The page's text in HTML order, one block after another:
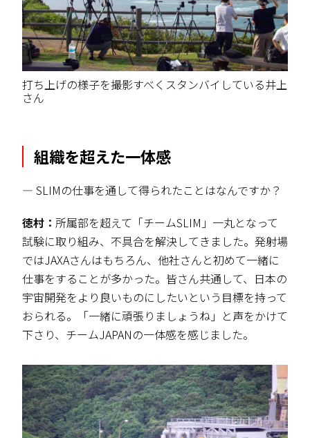
打ち上げの様子を撮影すべくスタンバイしている井上
さん
組織を超えた一体感
― SLIMの仕事を通して得られたことはなんですか？
徳村： 所属部を超えて「チームSLIM」一丸となって
試験に取り組み、不具合を解決してきました。発射場
ではJAXAさんはもちろん、他社さんと初めて一緒に
仕事をすることが多かった。皆さん共通して、日本の
宇宙開発をより良いものにしたいという目標を持って
おられる。「一緒に頑張りましょうね」と声をかけて
下さり、チームJAPANの一体感を感じました。